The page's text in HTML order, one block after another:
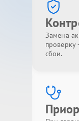
Замена
сбои.